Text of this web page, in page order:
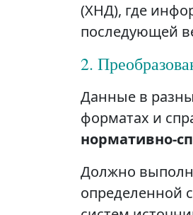
(ХНД), где
последующей
2.
Данные в
форматах и
нормативно-
Должно
определенной